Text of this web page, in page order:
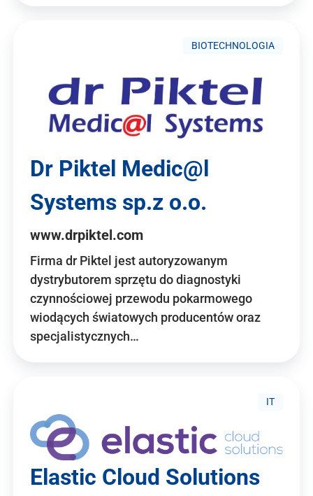
BIOTECHNOLOGIA
Dr Piktel Medic@l
Systems sp.z o.o.
www.drpiktel.com
Firma dr Piktel jest autoryzowanym
dystrybutorem sprzętu do diagnostyki
czynnościowej przewodu pokarmowego
wiodących światowych producentów oraz
specjalistycznych…
IT
Elastic Cloud Solutions